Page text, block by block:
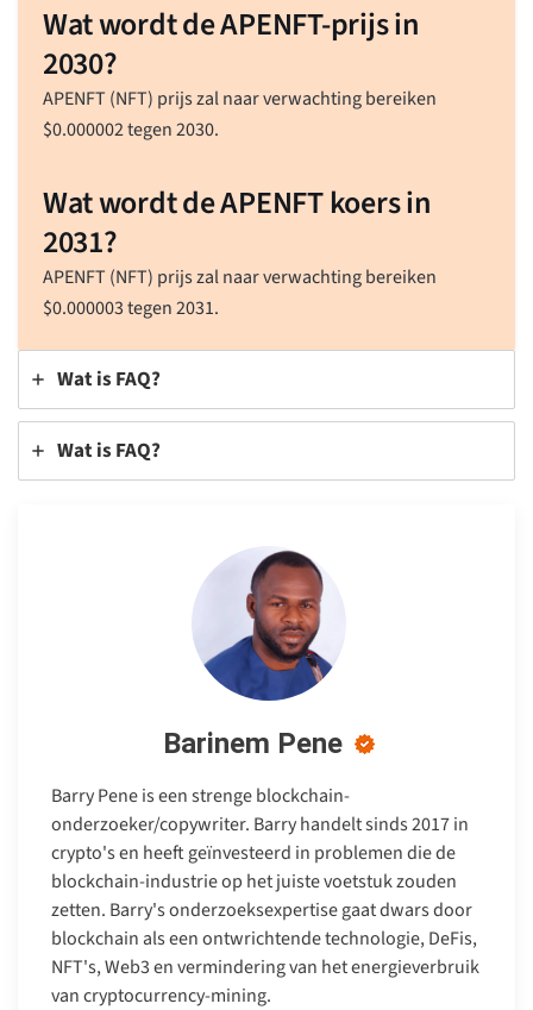
Wat wordt de APENFT-prijs in
2030?
APENFT (NFT) prijs zal naar verwachting bereiken
$0.000002tegen 2030.
Wat wordt de APENFT koers in
2031?
APENFT (NFT) prijs zal naar verwachting bereiken
$0.000003tegen 2031.
Wat is FAQ?
Wat is FAQ?
Barinem Pene
Barry Pene is een strenge blockchain-
onderzoeker/copywriter. Barry handelt sinds 2017 in
crypto's en heeft geïnvesteerd in problemen die de
blockchain-industrie op het juiste voetstuk zouden
zetten. Barry's onderzoeksexpertise gaat dwars door
blockchain als een ontwrichtende technologie, DeFis,
NFT's, Web3 en vermindering van het energieverbruik
van cryptocurrency-mining.